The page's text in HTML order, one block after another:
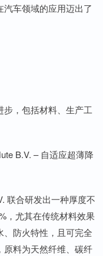
车领域的应用迈出了
步，包括材料、生产工
B.V. – 自适应超薄降
联合研发出一种厚度不
，尤其在传统材料效果
防火特性，且可完全
原料为天然纤维、碳纤